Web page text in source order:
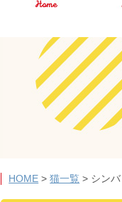
HOME > 猫一覧 > シンバ